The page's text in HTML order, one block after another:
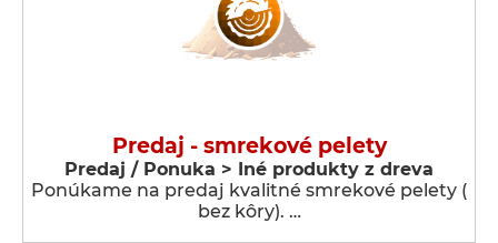
Predaj - smrekové pelety
Predaj / Ponuka > Iné produkty z dreva
Ponúkame na predaj kvalitné smrekové pelety (
bez kôry). …